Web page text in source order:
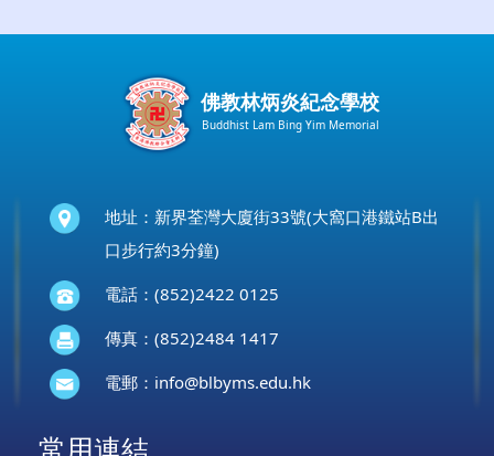
佛教林炳炎紀念學校
Buddhist Lam Bing Yim Memorial
地址：新界荃灣大廈街33號(大窩口港鐵站B出
口步行約3分鐘)
電話：(852)2422 0125
傳真：(852)2484 1417
電郵： info@blbyms.edu.hk
常用連結